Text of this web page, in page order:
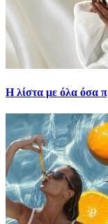
H λίστα με όλα όσα